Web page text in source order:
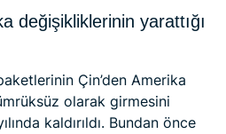
değişikliklerinin yarattığı
Çin’den Amerika
olarak girmesini
kaldırıldı. Bundan önce